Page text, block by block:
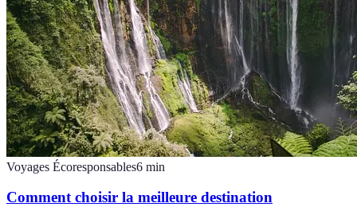
Voyages Écoresponsables6 min
Comment choisir la meilleure destination